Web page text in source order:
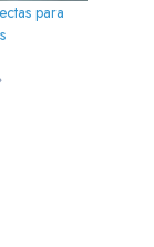
para